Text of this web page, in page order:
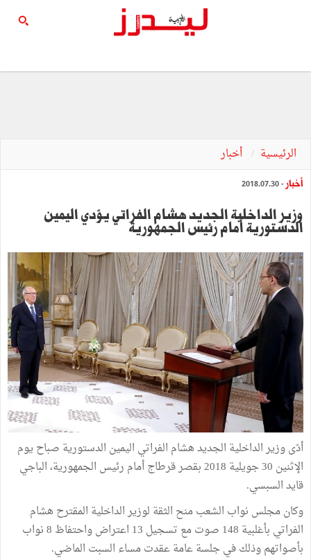
الرئيسية أخبار
أخبار - 2018.07.30
وزير الداخلية الجديد هشام الفراتي يؤدي اليمين
الدستورية أمام رئيس الجمهورية
أدّى وزير الداخلية الجديد هشام الفراتي اليمين الدستورية صباح يوم
الإثنين 30 جويلية 2018 بقصر قرطاج أمام رئيس الجمهورية، الباجي
قايد السبسي.
وكان مجلس نواب الشعب منح الثقة لوزير الداخلية المقترح هشام
الفراتي بأغلبية 148 صوت مع تسجيل 13 اعتراض واحتفاظ 8 نواب
بأصواتهم وذلك في جلسة عامة عقدت مساء السبت الماضي.